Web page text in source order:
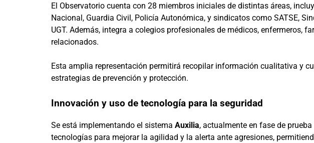
El Observatorio cuenta con 28 miembros iniciales de distintas áreas,
Nacional, Guardia Civil, Policía Autonómica, y sindicatos como SATSE,
UGT. Además, integra a colegios profesionales de médicos, enfermeros,
relacionados.
Esta amplia representación permitirá recopilar información cualitativa y
estrategias de prevención y protección.
Innovación y uso de tecnología para la seguridad
Se está implementando el sistema Auxilia, actualmente en fase de
tecnologías para mejorar la agilidad y la alerta ante agresiones,